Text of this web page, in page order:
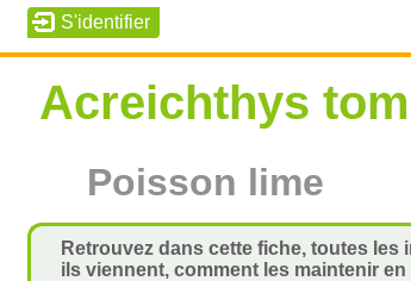
Acreichthys
Poisson lime
Retrouvez dans cette fiche, toutes
ils viennent, comment les maintenir